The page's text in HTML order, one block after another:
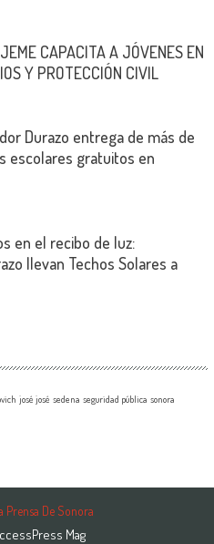
CAPACITA A JÓVENES EN
Y PROTECCIÓN CIVIL
Durazo entrega de más de
escolares gratuitos en
en el recibo de luz:
llevan Techos Solares a
josé josé sedena seguridad pública sonora
Prensa De Sonora
Mag